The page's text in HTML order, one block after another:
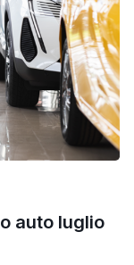
auto luglio